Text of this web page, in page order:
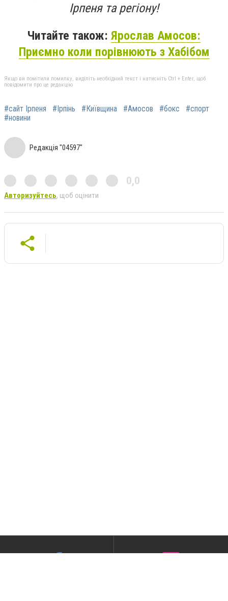
Ірпеня та регіону!
Читайте також: Ярослав Амосов:
Приємно коли порівнюють з Хабібом
Якщо ви помітили помилку, виділіть необхідний текст і натисніть Ctrl + Enter, щоб
повідомити про це редакцію
#сайт Ірпеня #Ірпінь #Київщина #Амосов #бокс
#спорт
#новини
Редакція "04597"
0,0
Авторизуйтесь, щоб оцінити